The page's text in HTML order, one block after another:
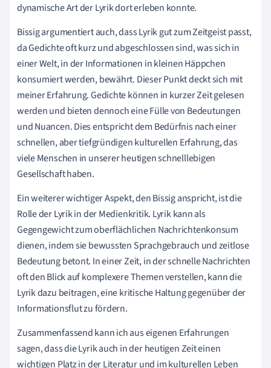
dynamische Art der Lyrik dort erleben konnte.
Bissig argumentiert auch, dass Lyrik gut zum Zeitgeist passt,
da Gedichte oft kurz und abgeschlossen sind, was sich in
einer Welt, in der Informationen in kleinen Häppchen
konsumiert werden, bewährt. Dieser Punkt deckt sich mit
meiner Erfahrung. Gedichte können in kurzer Zeit gelesen
werden und bieten dennoch eine Fülle von Bedeutungen
und Nuancen. Dies entspricht dem Bedürfnis nach einer
schnellen, aber tiefgründigen kulturellen Erfahrung, das
viele Menschen in unserer heutigen schnelllebigen
Gesellschaft haben.
Ein weiterer wichtiger Aspekt, den Bissig anspricht, ist die
Rolle der Lyrik in der Medienkritik. Lyrik kann als
Gegengewicht zum oberflächlichen Nachrichtenkonsum
dienen, indem sie bewussten Sprachgebrauch und zeitlose
Bedeutung betont. In einer Zeit, in der schnelle Nachrichten
oft den Blick auf komplexere Themen verstellen, kann die
Lyrik dazu beitragen, eine kritische Haltung gegenüber der
Informationsflut zu fördern.
Zusammenfassend kann ich aus eigenen Erfahrungen
sagen, dass die Lyrik auch in der heutigen Zeit einen
wichtigen Platz in der Literatur und im kulturellen Leben